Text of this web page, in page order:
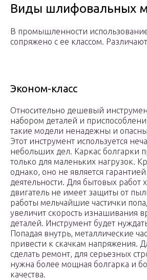
Виды шлифовальных
В промышленности
сопряжено с ее классом.
Эконом-класс
Относительно дешевый
набором деталей и
такие модели ненадежны и
Этот инструмент используется
небольших дел. Каркас болгарки
только для маленьких нагрузок.
однако, оно не является
деятельности. Для бытовых работ
двигатель не имеет защиты от
работы мельчайшие частички
увеличит скорость изнашивания
деталей. Инструмент будет
Попадая внутрь, металлические
привести к скачкам напряжения.
сделать ремонт, для серьезных
нужна более мощная болгарка и
качества.